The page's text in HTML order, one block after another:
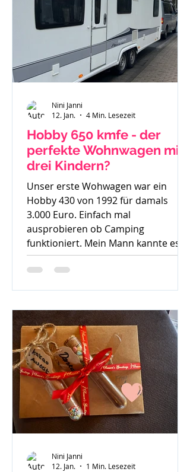
Hobby 650 kmfe - der
perfekte Wohnwagen mit
drei Kindern?
Unser erste Wohwagen war ein
Hobby 430 von 1992 für damals
3.000 Euro. Einfach mal
ausprobieren ob Camping
funktioniert. Mein Mann kannte es
gar nicht, ich bin mit Wohnwagen
und Wohnmobilen groß geworden -
großer Sohn geboren wurde sind wir
auch noch mit diesem 30 Jahre alten
Hobby los und haben schnell
gemerkt - der ist zu klein. Also haben
wir uns einen Fendt 470 gekauft.
Solide, gut verarbeitet und passend
für
Nini Janni
12. Jan.
4 Min. Lesezeit
Nini Janni
12. Jan.
1 Min. Lesezeit